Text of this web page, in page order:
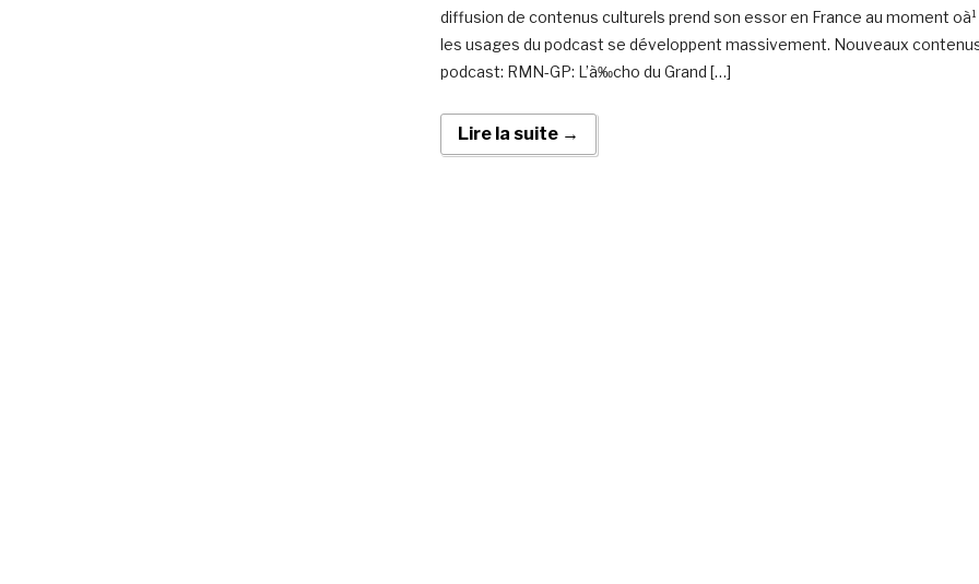
diffusion de contenus culturels prend son essor en France au moment oà¹
les usages du podcast se développent massivement. Nouveaux
podcast: RMN-GP: L’à‰cho du Grand […]
Lire la suite →